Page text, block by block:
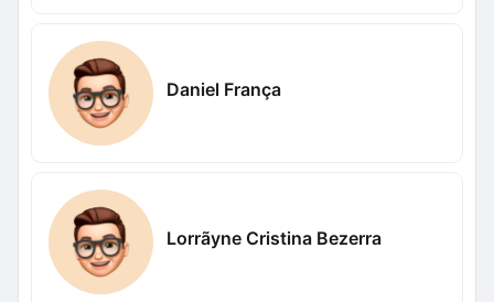
Daniel França
Lorrãyne Cristina Bezerra